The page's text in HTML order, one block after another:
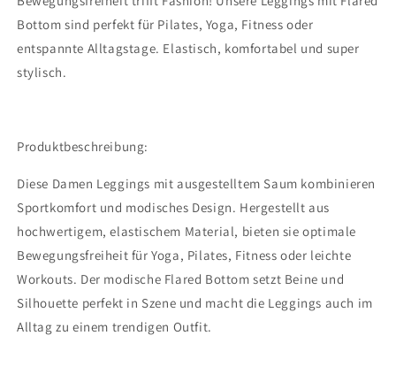
Bottom sind perfekt für Pilates, Yoga, Fitness oder
entspannte Alltagstage. Elastisch, komfortabel und super
stylisch.
Produktbeschreibung:
Diese Damen Leggings mit ausgestelltem Saum kombinieren
Sportkomfort und modisches Design. Hergestellt aus
hochwertigem, elastischem Material, bieten sie optimale
Bewegungsfreiheit für Yoga, Pilates, Fitness oder leichte
Workouts. Der modische Flared Bottom setzt Beine und
Silhouette perfekt in Szene und macht die Leggings auch im
Alltag zu einem trendigen Outfit.